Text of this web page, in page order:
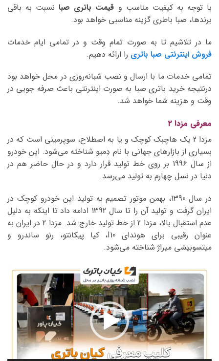
با توجه به کیفیت مناسب و قیمت باتری صبانسبت به باقی
برندها، صبا باطری گزینه مناسبی خواهد بود.
ما در تلاشیم تا به صورت تمام وقت و در تمامی ایام خدمات
فروش اینترنتی صبا باتری را ارائه دهیم.
تمامی خدمات ما با ارسال و نصب شبانه‌روزی در محل خواهد بود
درنتیجه خرید باتری صبا به صورت اینترنتی باعث صرفه جویی در
وقت و هزینه شما خواهد شد.
معرفی مزدا 2
مزدا 2 یک هاچبک کوچک و یا به اصطلاح، سوپرمینی است که در
بسیاری از بازارهای جهانی با نام دِمیو شناخته می‌شود. این خودرو
از سال 1996 بر روی خط تولید قرار دارد و در حال حاضر هم در
دنیا در نسل چهارم به تولید می‌رسد.
در سال 1390، بهمن موتور تصمیم به تولید این خودرو کوچک در
ایران گرفت و تولید آن را تا سال 1392 ادامه داد تا اینکه به دلیل
عدم استقبال بالا، مزدا 2 از خط تولید خارج شد. مزدا 2 در ایران به
عنوان رقیبی برای هوندای I10، کیا پیکانتو، رنو ساندرو و
میتسوبیشی میراژ شناخته می‌شود.
نمایشگر
ویدیو